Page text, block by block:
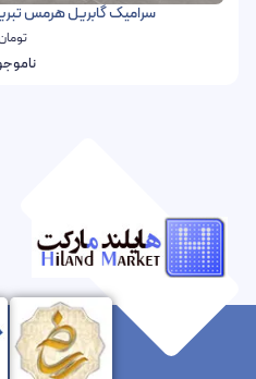
سرامیک گابریل هرمس تبریز 95 در 95 پرسلان مات
تومان
ناموجود